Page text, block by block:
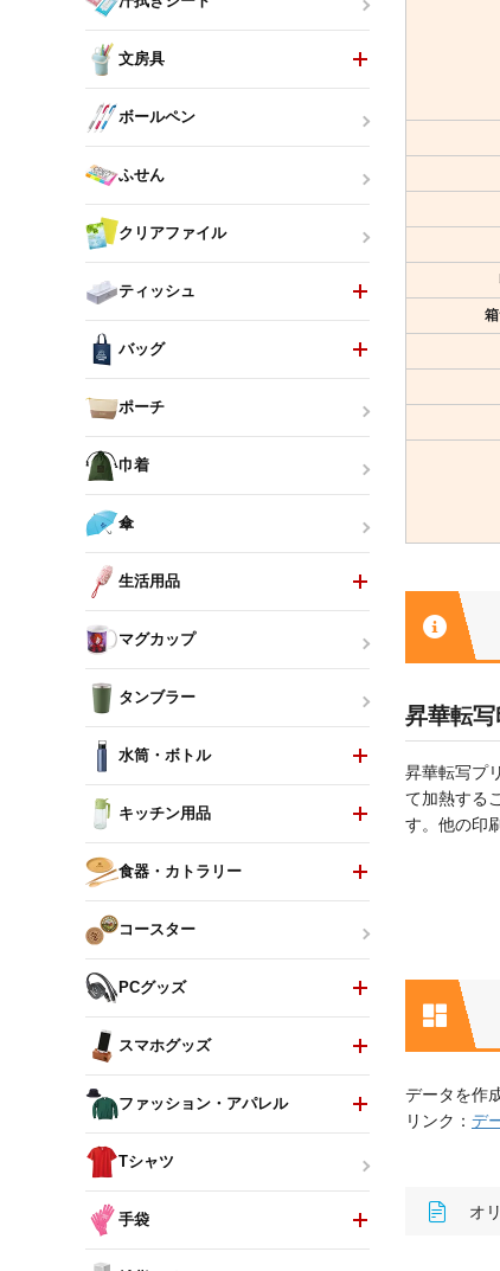
昇華転写
昇華転写プ
て加熱する
す。他の印
データを作
リンク： デ
オ
文房具
ボールペン
ふせん
クリアファイル
ティッシュ
バッグ
ポーチ
巾着
傘
生活用品
マグカップ
タンブラー
水筒・ボトル
キッチン用品
食器・カトラリー
コースター
PCグッズ
スマホグッズ
ファッション・アパレル
Tシャツ
手袋